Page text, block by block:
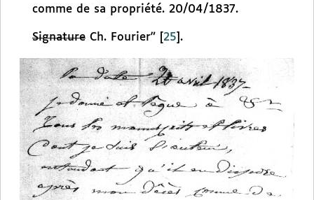
comme de sa propriété. 20/04/1837.
Signature Ch. Fourier” 25 .